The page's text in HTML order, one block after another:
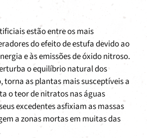
estão entre os mais
do efeito de estufa devido ao
e às emissões de óxido nitroso.
o equilíbrio natural dos
torna as plantas mais susceptíveis a
o teor de nitratos nas águas
excedentes asfixiam as massas
a zonas mortas em muitas das